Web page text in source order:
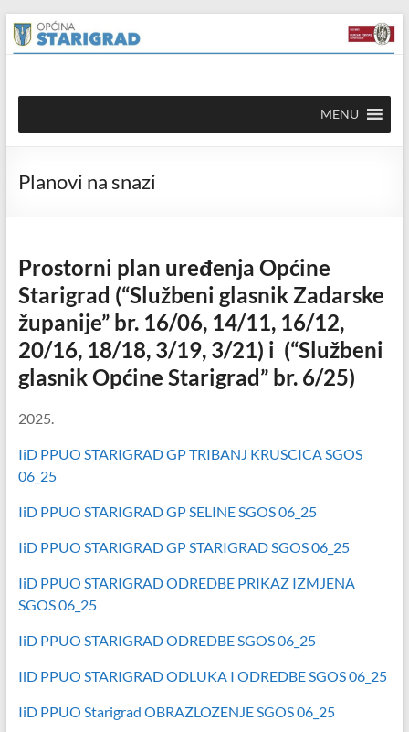
content
Skip
to
content
Općina
Starigrad
mrežna
MENU
Planovi na snazi
Prostorni plan uređenja Općine
Starigrad (“Službeni glasnik Zadarske
županije” br. 16/06, 14/11, 16/12,
20/16, 18/18, 3/19, 3/21) i (“Službeni
glasnik Općine Starigrad” br. 6/25)
2025.
IiD PPUO STARIGRAD GP TRIBANJ KRUSCICA SGOS
06_25
IiD PPUO STARIGRAD GP SELINE SGOS 06_25
IiD PPUO STARIGRAD GP STARIGRAD SGOS 06_25
IiD PPUO STARIGRAD ODREDBE PRIKAZ IZMJENA
SGOS 06_25
IiD PPUO STARIGRAD ODREDBE SGOS 06_25
IiD PPUO STARIGRAD ODLUKA I ODREDBE SGOS 06_25
IiD PPUO Starigrad OBRAZLOZENJE SGOS 06_25